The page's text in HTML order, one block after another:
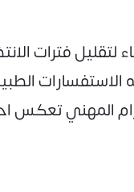
فترات
المهني تعكس